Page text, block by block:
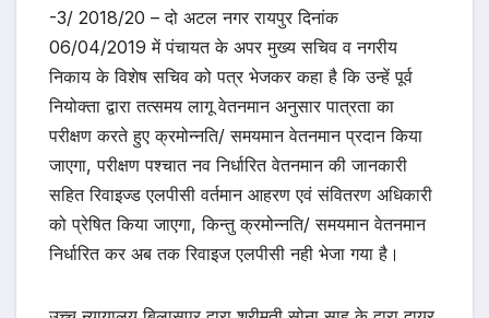
-3/ 2018/20 – दो अटल नगर रायपुर दिनांक
06/04/2019 में पंचायत के अपर मुख्य सचिव व नगरीय
निकाय के विशेष सचिव को पत्र भेजकर कहा है कि उन्हें पूर्व
नियोक्ता द्वारा तत्समय लागू वेतनमान अनुसार पात्रता का
परीक्षण करते हुए क्रमोन्नति/ समयमान वेतनमान प्रदान किया
जाएगा, परीक्षण पश्चात नव निर्धारित वेतनमान की जानकारी
सहित रिवाइज्ड एलपीसी वर्तमान आहरण एवं संवितरण अधिकारी
को प्रेषित किया जाएगा, किन्तु क्रमोन्नति/ समयमान वेतनमान
निर्धारित कर अब तक रिवाइज एलपीसी नही भेजा गया है।